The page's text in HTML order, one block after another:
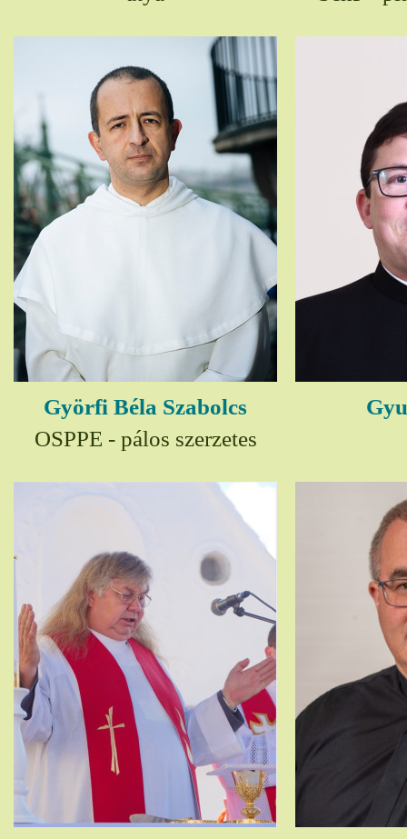
Györfi Béla Szabolcs
OSPPE - pálos szerzetes